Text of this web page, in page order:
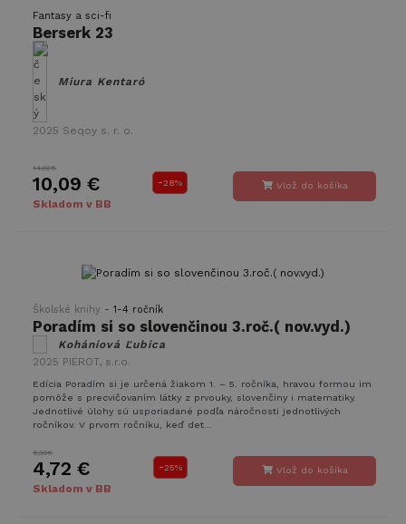
Fantasy a sci-fi
Berserk 23
Miura Kentaró
2025 Seqoy s. r. o.
14,02€
10,09 €
Skladom v BB
-28% Vlož do košíka
Školské knihy -1-4 ročník
Poradím si so slovenčinou 3.roč.( nov.vyd.)
Kohániová Ľubica
2025 PIEROT, s.r.o.
Edícia Poradím si je určená žiakom 1. – 5. ročníka, hravou formou im
pomôže s precvičovaním látky z prvouky, slovenčiny i matematiky.
Jednotlivé úlohy sú usporiadané podľa náročnosti jednotlivých
ročníkov. V prvom ročníku, keď det...
6,30€
4,72 €
Skladom v BB
-25% Vlož do košíka